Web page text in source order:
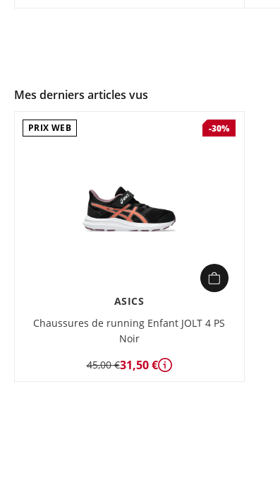
Mes derniers articles vus
PRIX WEB -30%
ASICS
Chaussures de running Enfant JOLT 4 PS
Noir
45,00 €31,50 € Détails